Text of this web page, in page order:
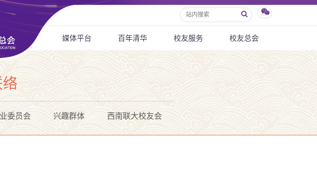
媒体平台 百年清华 校友服务 校友总会
委员会 兴趣群体 西南联大校友会